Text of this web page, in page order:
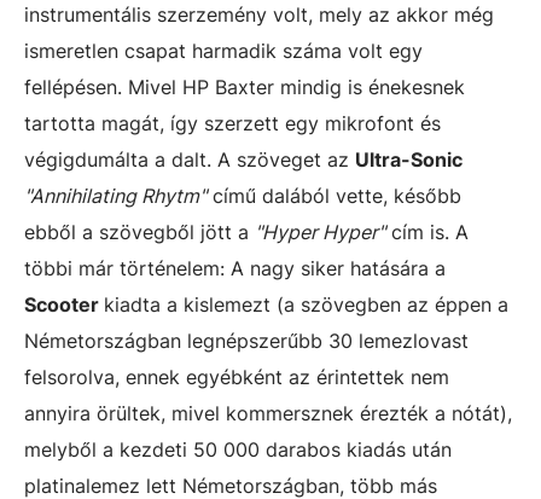
instrumentális szerzemény volt, mely az akkor még
ismeretlen csapat harmadik száma volt egy
fellépésen. Mivel HP Baxter mindig is énekesnek
tartotta magát, így szerzett egy mikrofont és
végigdumálta a dalt. A szöveget az Ultra-Sonic
"Annihilating Rhytm"című dalából vette, később
ebből a szövegből jött a "Hyper Hyper"cím is. A
többi már történelem: A nagy siker hatására a
Scooter kiadta a kislemezt (a szövegben az éppen a
Németországban legnépszerűbb 30 lemezlovast
felsorolva, ennek egyébként az érintettek nem
annyira örültek, mivel kommersznek érezték a nótát),
melyből a kezdeti 50 000 darabos kiadás után
platinalemez lett Németországban, több más